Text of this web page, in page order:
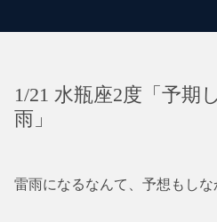
1/21 水瓶座2度「予期
雨」
雷雨になるなんて、予想もしな